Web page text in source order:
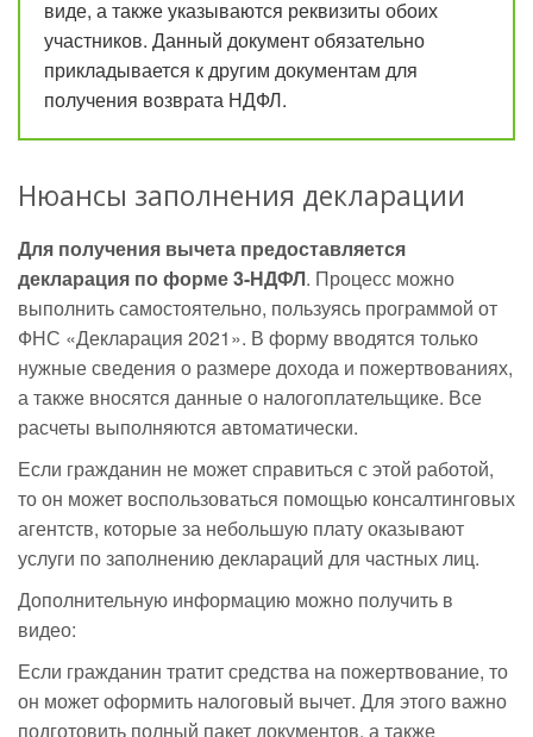
виде, а также указываются реквизиты обоих
участников. Данный документ обязательно
прикладывается к другим документам для
получения возврата НДФЛ.
Нюансы заполнения декларации
Для получения вычета предоставляется
декларация по форме 3-НДФЛ. Процесс можно
выполнить самостоятельно, пользуясь программой от
ФНС «Декларация 2021». В форму вводятся только
нужные сведения о размере дохода и пожертвованиях,
а также вносятся данные о налогоплательщике. Все
расчеты выполняются автоматически.
Если гражданин не может справиться с этой работой,
то он может воспользоваться помощью консалтинговых
агентств, которые за небольшую плату оказывают
услуги по заполнению деклараций для частных лиц.
Дополнительную информацию можно получить в
видео:
Если гражданин тратит средства на пожертвование, то
он может оформить налоговый вычет. Для этого важно
подготовить полный пакет документов, а также